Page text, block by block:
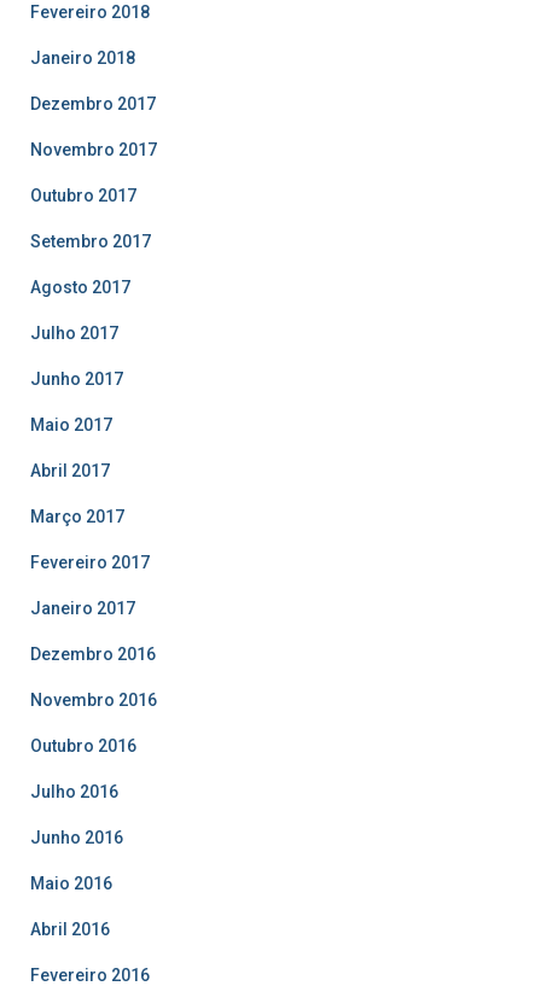
Fevereiro 2018
Janeiro 2018
Dezembro 2017
Novembro 2017
Outubro 2017
Setembro 2017
Agosto 2017
Julho 2017
Junho 2017
Maio 2017
Abril 2017
Março 2017
Fevereiro 2017
Janeiro 2017
Dezembro 2016
Novembro 2016
Outubro 2016
Julho 2016
Junho 2016
Maio 2016
Abril 2016
Fevereiro 2016